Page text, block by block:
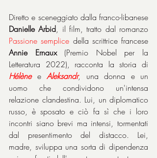
Danielle Arbid
Passione semplice
Annie Ernaux (Premio Nobel per la
Hélène e Aleksandr, una donna e un
uomo che condividono un'intensa
relazione clandestina. Lui, un diplomatico
russo, è sposato e ciò fa sì che i loro
incontri siano brevi ma intensi, tormentati
dal presentimento del distacco. Lei,
madre, sviluppa una sorta di dipendenza